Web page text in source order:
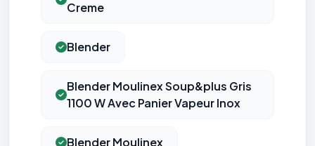
Creme
Blender
Blender Moulinex Soup&plus Gris
1100 W Avec Panier Vapeur Inox
Blender Moulinex